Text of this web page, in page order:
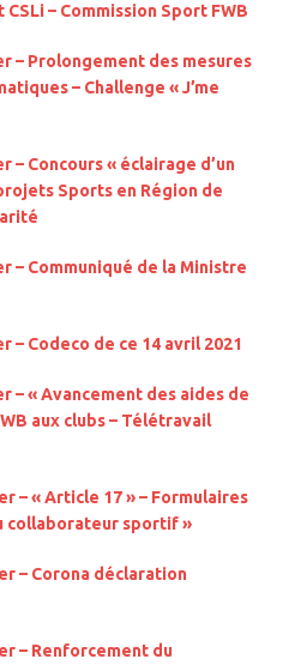
– Commission Sport FWB
– Prolongement des mesures
– Challenge « J’me
– Concours « éclairage d’un
Sports en Région de
– Communiqué de la Ministre
– Codeco de ce 14 avril 2021
– « Avancement des aides de
aux clubs – Télétravail
– « Article 17 » – Formulaires
collaborateur sportif »
– Corona déclaration
– Renforcement du